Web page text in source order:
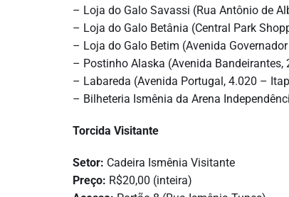
– Loja do Galo Savassi (Rua Antônio de
– Loja do Galo Betânia (Central Park
– Loja do Galo Betim (Avenida
– Postinho Alaska (Avenida Bandeirantes,
– Labareda (Avenida Portugal, 4.020 –
– Bilheteria Ismênia da Arena
Torcida Visitante
Setor: Cadeira Ismênia Visitante
Preço: R$20,00 (inteira)